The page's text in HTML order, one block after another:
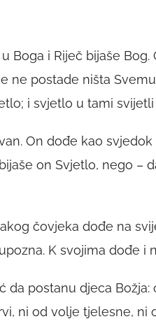
Boga i Riječ bijaše
ne postade ništa
i svjetlo u tami
On dođe kao
on Svjetlo, nego –
čovjeka dođe na
K svojima dođe i
da postanu djeca Božja:
ni od volje tjelesne, ni